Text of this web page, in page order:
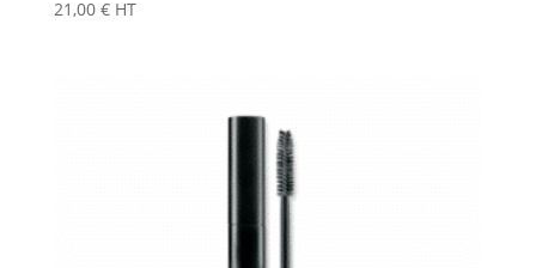
21,00 € HT